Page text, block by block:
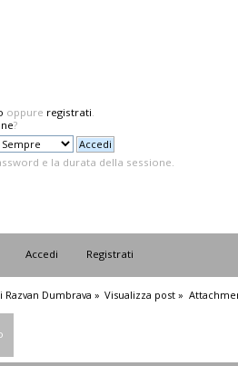
oppure registrati.
?
e la durata della sessione.
Accedi Registrati
Razvan Dumbrava » Visualizza post »